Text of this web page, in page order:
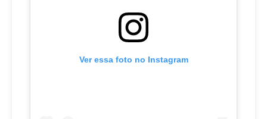
Ver essa foto no Instagram